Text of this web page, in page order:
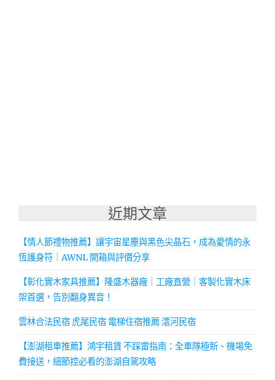
近期文章
【情人節禮物推薦】讓宇宙星塵與黑色尖晶石，成為愛情的永
恆護身符｜AWNL 開箱與評價分享
【彰化實木家具推薦】隆盛木器廠｜工廠直營｜客製化實木床
架首選，告別翻身異音！
雲林合法民宿 虎尾民宿 電梯住宿推薦 澐河民宿
【澎湖租車推薦】鴻宇租賃 不踩雷指南：全車隊極新、機場免
費接送，細節控必看的澎湖自駕攻略